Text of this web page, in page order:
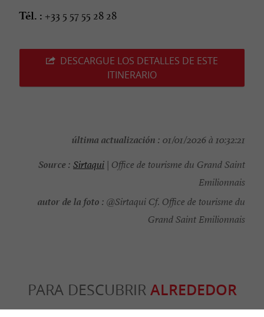
Tél. : +33 5 57 55 28 28
DESCARGUE LOS DETALLES DE ESTE
ITINERARIO
última actualización : 01/01/2026 à 10:32:21
Source : Sirtaqui | Office de tourisme du Grand Saint
Emilionnais
autor de la foto : @Sirtaqui Cf. Office de tourisme du
Grand Saint Emilionnais
PARA DESCUBRIR ALREDEDOR